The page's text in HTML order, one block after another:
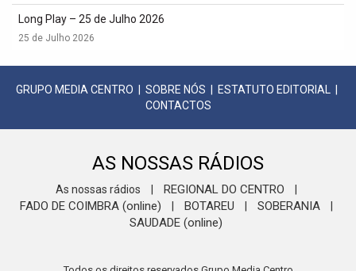
Long Play – 25 de Julho 2026
25 de Julho 2026
GRUPO MEDIA CENTRO SOBRE NÓS ESTATUTO EDITORIAL
CONTACTOS
AS NOSSAS RÁDIOS
As nossas rádios REGIONAL DO CENTRO
FADO DE COIMBRA (online) BOTAREU SOBERANIA
SAUDADE (online)